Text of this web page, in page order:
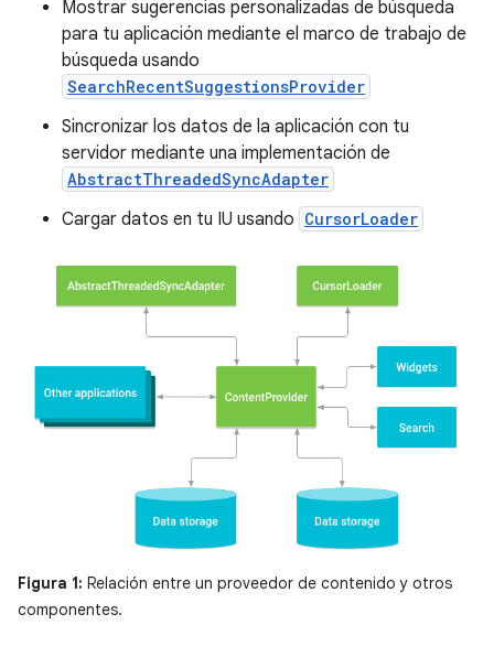
Mostrar sugerencias personalizadas de búsqueda
para tu aplicación mediante el marco de trabajo de
búsqueda usando
SearchRecentSuggestionsProvider
Sincronizar los datos de la aplicación con tu
servidor mediante una implementación de
AbstractThreadedSyncAdapter
Cargar datos en tu IU usando CursorLoader
Figura 1: Relación entre un proveedor de contenido y otros
componentes.